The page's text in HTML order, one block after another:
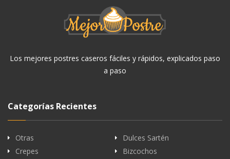
Los mejores postres caseros fáciles y rápidos, explicados paso
a paso
Categorías Recientes
Otras
Dulces Sartén
Crepes
Bizcochos